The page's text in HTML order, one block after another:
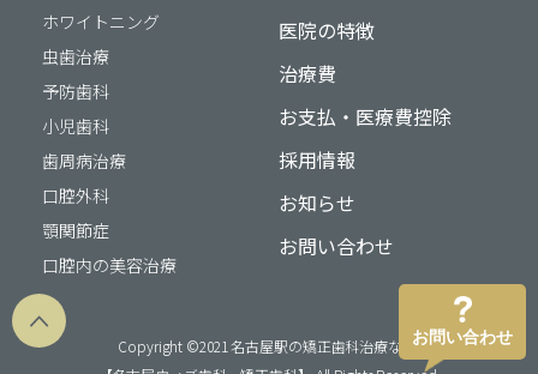
ホワイトニング
虫歯治療
予防歯科
小児歯科
歯周病治療
口腔外科
顎関節症
口腔内の美容治療
医院の特徴
治療費
お支払・医療費控除
採用情報
お知らせ
お問い合わせ
Copyright ©2021 名古屋駅の矯正歯科治療ならお問い合わせ